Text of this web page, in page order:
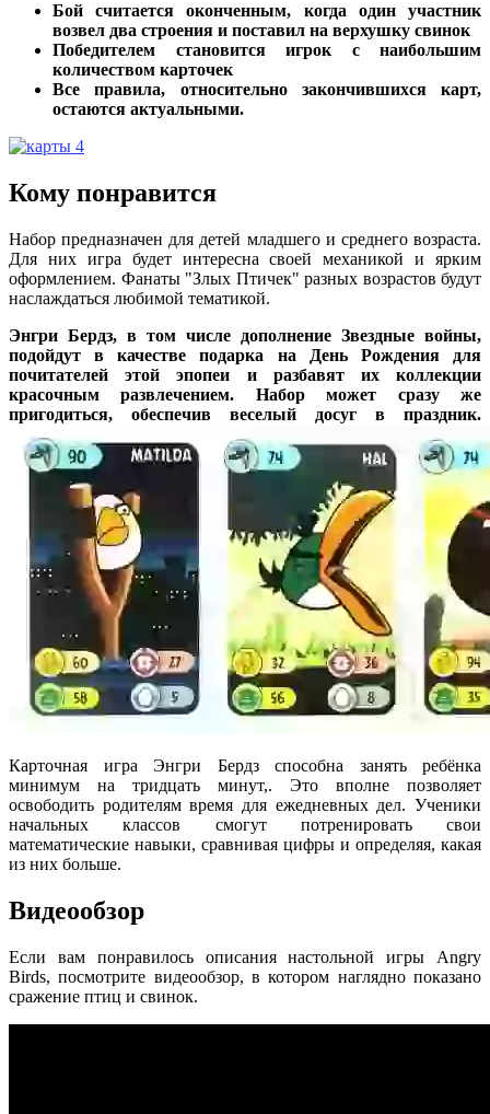
Бой считается оконченным, когда один участник
возвел два строения и поставил на верхушку свинок
Победителем становится игрок с наибольшим
количеством карточек
Все правила, относительно закончившихся карт,
остаются актуальными.
Кому понравится
Набор предназначен для детей младшего и среднего возраста.
Для них игра будет интересна своей механикой и ярким
оформлением. Фанаты "Злых Птичек" разных возрастов будут
наслаждаться любимой тематикой.
Энгри Бердз, в том числе дополнение Звездные войны,
подойдут в качестве подарка на День Рождения для
почитателей этой эпопеи и разбавят их коллекции
красочным развлечением. Набор может сразу же
пригодиться, обеспечив веселый досуг в праздник.
Карточная игра Энгри Бердз способна занять ребёнка
минимум на тридцать минут,. Это вполне позволяет
освободить родителям время для ежедневных дел. Ученики
начальных классов смогут потренировать свои
математические навыки, сравнивая цифры и определяя, какая
из них больше.
Видеообзор
Если вам понравилось описания настольной игры Angry
Birds, посмотрите видеообзор, в котором наглядно показано
сражение птиц и свинок.